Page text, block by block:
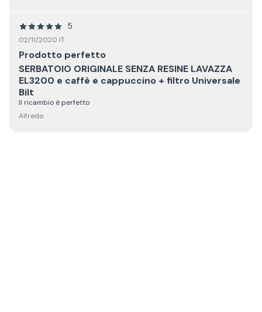
5
02/11/2020 IT
Prodotto perfetto
SERBATOIO ORIGINALE SENZA RESINE LAVAZZA
EL3200 e caffè e cappuccino + filtro Universale
Bilt
Il ricambio è perfetto
Alfredo